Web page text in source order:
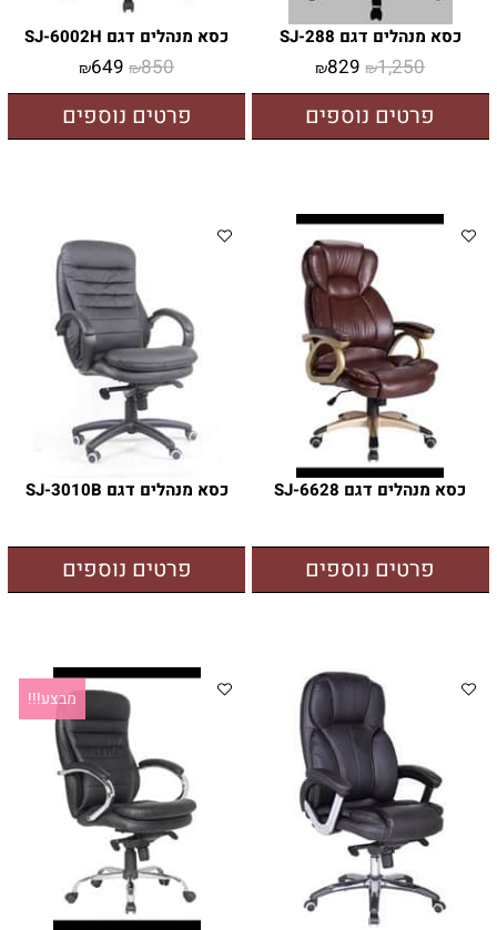
כסא מנהלים דגם SJ-288
₪1,250
₪829
פרטים נוספים
כסא מנהלים דגם SJ-6002H
₪850
₪649
פרטים נוספים
כסא מנהלים דגם SJ-6628
פרטים נוספים
כסא מנהלים דגם SJ-3010B
פרטים נוספים
מבצע!!!